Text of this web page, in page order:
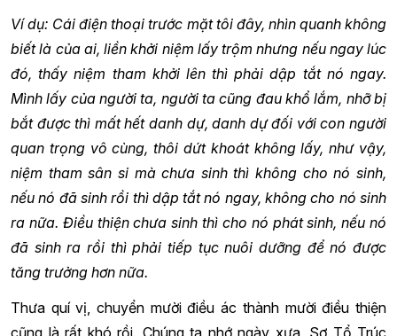
Ví dụ: Cái điện thoại trước mặt tôi đây, nhìn quanh không
biết là của ai, liền khởi niệm lấy trộm nhưng nếu ngay lúc
đó, thấy niệm tham khởi lên thì phải dập tắt nó ngay.
Mình lấy của người ta, người ta cũng đau khổ lắm, nhỡ bị
bắt được thì mất hết danh dự, danh dự đối với con người
quan trọng vô cùng, thôi dứt khoát không lấy, như vậy,
niệm tham sân si mà chưa sinh thì không cho nó sinh,
nếu nó đã sinh rồi thì dập tắt nó ngay, không cho nó sinh
ra nữa. Điều thiện chưa sinh thì cho nó phát sinh, nếu nó
đã sinh ra rồi thì phải tiếp tục nuôi dưỡng để nó được
tăng trưởng hơn nữa.
Thưa quí vị, chuyển mười điều ác thành mười điều thiện
cũng là rất khó rồi. Chúng ta nhớ ngày xưa, Sơ Tổ Trúc